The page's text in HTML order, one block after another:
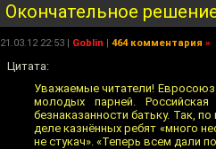
Окончательное
21.03.12 22:53 | Goblin | 464 комментария »
Цитата:
Уважаемые читатели!
молодых парней.
безнаказанности батьку. Так,
деле казнённых ребят «много
не стукач». «Теперь всем дали